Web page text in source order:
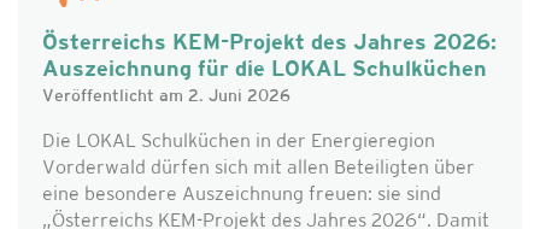
Österreichs KEM-Projekt des Jahres 2026:
Auszeichnung für die LOKAL Schulküchen
Veröffentlicht am 2. Juni 2026
Die LOKAL Schulküchen in der Energieregion
Vorderwald dürfen sich mit allen Beteiligten über
eine besondere Auszeichnung freuen: sie sind
„Österreichs KEM-Projekt des Jahres 2026“. Damit